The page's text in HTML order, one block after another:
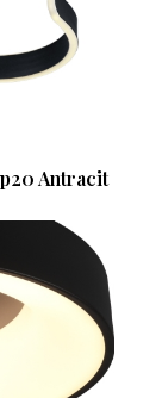
Antracit